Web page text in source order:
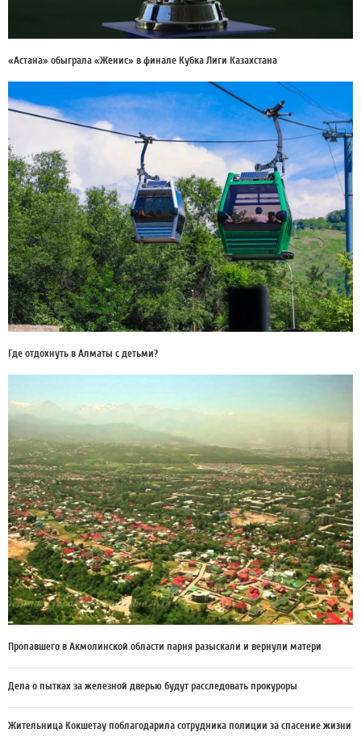
«Астана» обыграла «Женис» в финале Кубка Лиги Казахстана
Где отдохнуть в Алматы с детьми?
Пропавшего в Акмолинской области парня разыскали и вернули матери
Дела о пытках за железной дверью будут расследовать прокуроры
Жительница Кокшетау поблагодарила сотрудника полиции за спасение жизни